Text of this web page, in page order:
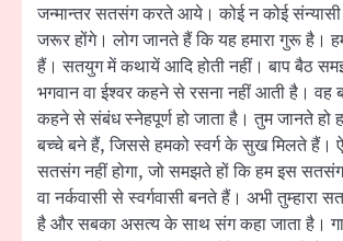
जन्मान्तर सतसंग करते आये। कोई न कोई
जरूर होंगे। लोग जानते हैं कि यह हमारा गुरू है।
हैं। सतयुग में कथायें आदि होती नहीं। बाप बैठ
भगवान वा ईश्वर कहने से रसना नहीं आती है। वह
कहने से संबंध स्नेहपूर्ण हो जाता है। तुम जानते हो
बच्चे बने हैं, जिससे हमको स्वर्ग के सुख मिलते हैं।
सतसंग नहीं होगा, जो समझते हों कि हम इस
वा नर्कवासी से स्वर्गवासी बनते हैं। अभी तुम्हारा
है और सबका असत्य के साथ संग कहा जाता है।